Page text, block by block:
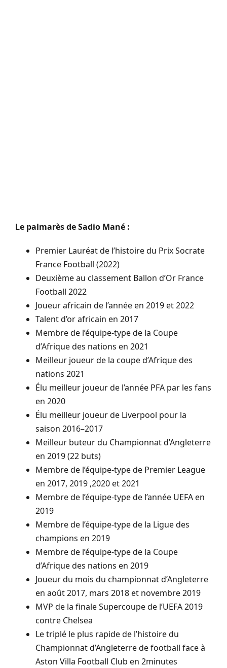
Le palmarès de Sadio Mané :
Premier Lauréat de l’histoire du Prix Socrate
France Football (2022)
Deuxième au classement Ballon d’Or France
Football 2022
Joueur africain de l’année en 2019 et 2022
Talent d’or africain en 2017
Membre de l’équipe-type de la Coupe
d’Afrique des nations en 2021
Meilleur joueur de la coupe d’Afrique des
nations 2021
Élu meilleur joueur de l’année PFA par les fans
en 2020
Élu meilleur joueur de Liverpool pour la
saison 2016–2017
Meilleur buteur du Championnat d’Angleterre
en 2019 (22 buts)
Membre de l’équipe-type de Premier League
en 2017, 2019 ,2020 et 2021
Membre de l’équipe-type de l’année UEFA en
2019
Membre de l’équipe-type de la Ligue des
champions en 2019
Membre de l’équipe-type de la Coupe
d’Afrique des nations en 2019
Joueur du mois du championnat d’Angleterre
en août 2017, mars 2018 et novembre 2019
MVP de la finale Supercoupe de l’UEFA 2019
contre Chelsea
Le triplé le plus rapide de l’histoire du
Championnat d’Angleterre de football face à
Aston Villa Football Club en 2minutes